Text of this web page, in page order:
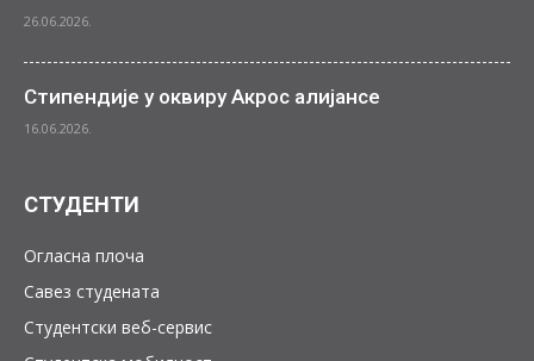
26.06.2026.
Стипендије у оквиру Акрос алијансе
16.06.2026.
СТУДЕНТИ
Огласна плоча
Савез студената
Студентски веб-сервис